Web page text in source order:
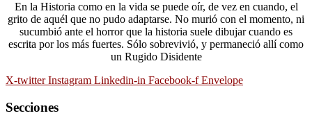
En la Historia como en la vida se puede oír, de vez en cuando, el
grito de aquél que no pudo adaptarse. No murió con el momento, ni
sucumbió ante el horror que la historia suele dibujar cuando es
escrita por los más fuertes. Sólo sobrevivió, y permaneció allí como
un Rugido Disidente
X-twitter Instagram Linkedin-in Facebook-f Envelope
Secciones